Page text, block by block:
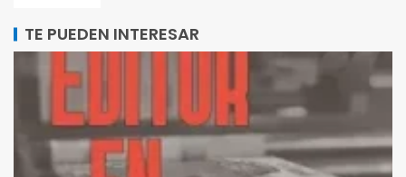
TE PUEDEN INTERESAR